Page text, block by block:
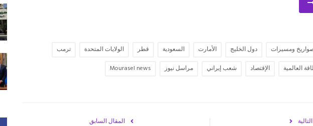
ومسيرات دول الخليج الأمارت السعودية قطر الولايات المتحدة
ترمب
العالمية الإقتصاد شعب إيراني مراسل نيوز Mourasel news
المقال السابق